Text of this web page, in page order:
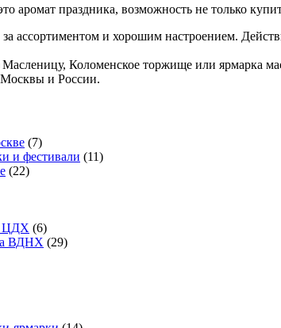
аромат праздника, возможность не только
за ассортиментом и хорошим настроением.
Коломенское торжище или ярмарка
и России.
(7)
и фестивали (11)
(22)
ЦДХ (6)
ВДНХ (29)